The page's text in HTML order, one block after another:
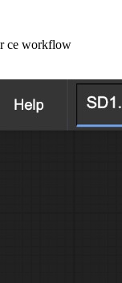
ce workflow